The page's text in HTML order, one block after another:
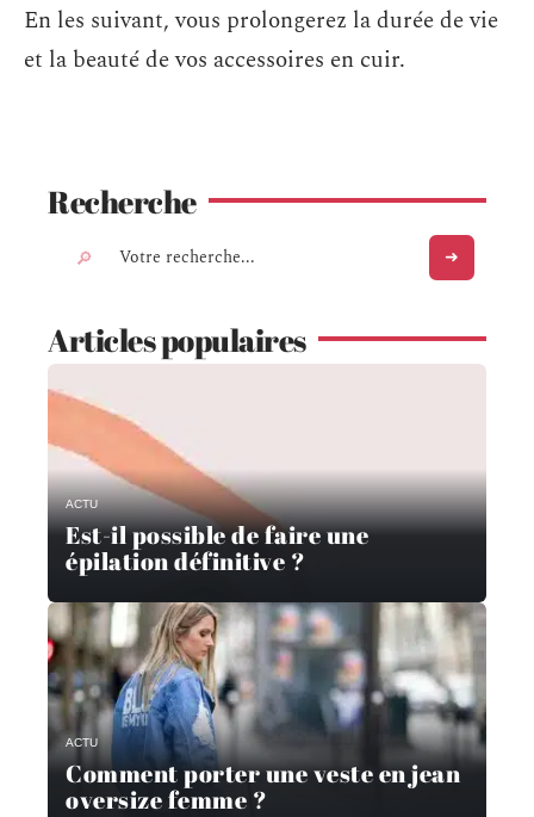
En les suivant, vous prolongerez la durée de vie
et la beauté de vos accessoires en cuir.
Recherche
Articles populaires
ACTU
Est-il possible de faire une
épilation définitive ?
ACTU
Comment porter une veste en jean
oversize femme ?